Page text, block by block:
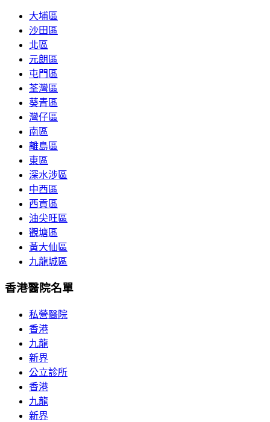
大埔區
沙田區
北區
元朗區
屯門區
荃灣區
葵青區
灣仔區
南區
離島區
東區
深水涉區
中西區
西貢區
油尖旺區
觀塘區
黃大仙區
九龍城區
香港醫院名單
私營醫院
香港
九龍
新界
公立診所
香港
九龍
新界